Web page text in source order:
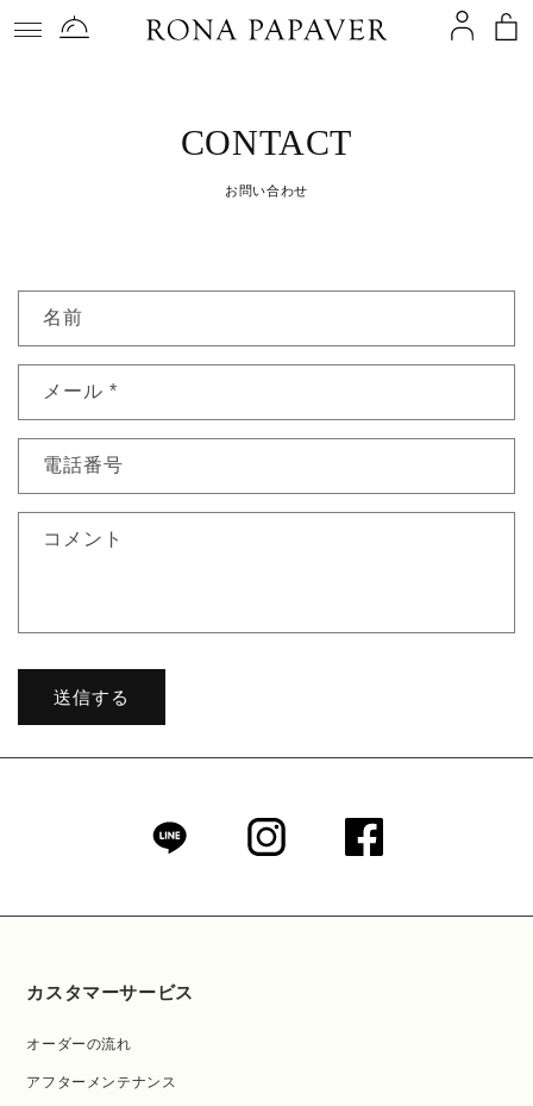
ンツに
CONTACT
お問い合わせ
い
わ
フ
ォ
名前
メール *
電話番号
コメント
送信する
カスタマーサービス
オーダーの流れ
アフターメンテナンス